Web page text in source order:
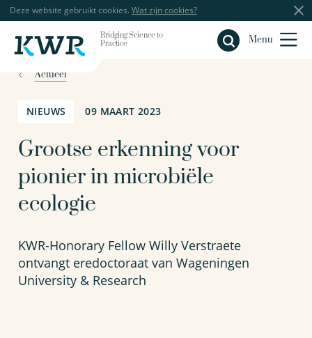
Deze website gebruikt cookies. Wat zijn cookies?
Bridging Science to
Practice
Menu
Sluiten
Actueel
NIEUWS 09 MAART 2023
Grootse erkenning voor
pionier in microbiële
ecologie
KWR-Honorary Fellow Willy Verstraete
ontvangt eredoctoraat van Wageningen
University & Research